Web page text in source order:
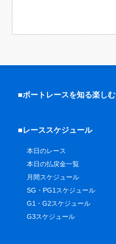
■ボートレースを知る楽しむ
■レーススケジュール
本日のレース
本日の払戻金一覧
月間スケジュール
SG・PG1スケジュール
G1・G2スケジュール
G3スケジュール